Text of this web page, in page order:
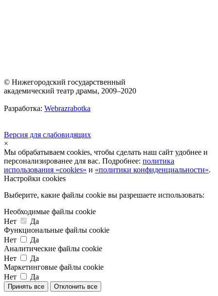
© Нижегородский государственный
академический театр драмы, 2009–2020
Разработка: Webrazrabotka
Версия для слабовидящих
×
Мы обрабатываем cookies, чтобы сделать наш сайт удобнее и
персонализированее для вас. Подробнее: политика
использования «cookies» и «политики конфиденциальности».
Настройки cookies
Выберите, какие файлы cookie вы разрешаете использовать:
Необходимые файлы cookie
Нет
Да
Функциональные файлы cookie
Нет
Да
Аналитические файлы cookie
Нет
Да
Маркетинговые файлы cookie
Нет
Да
Принять все Отклонить все